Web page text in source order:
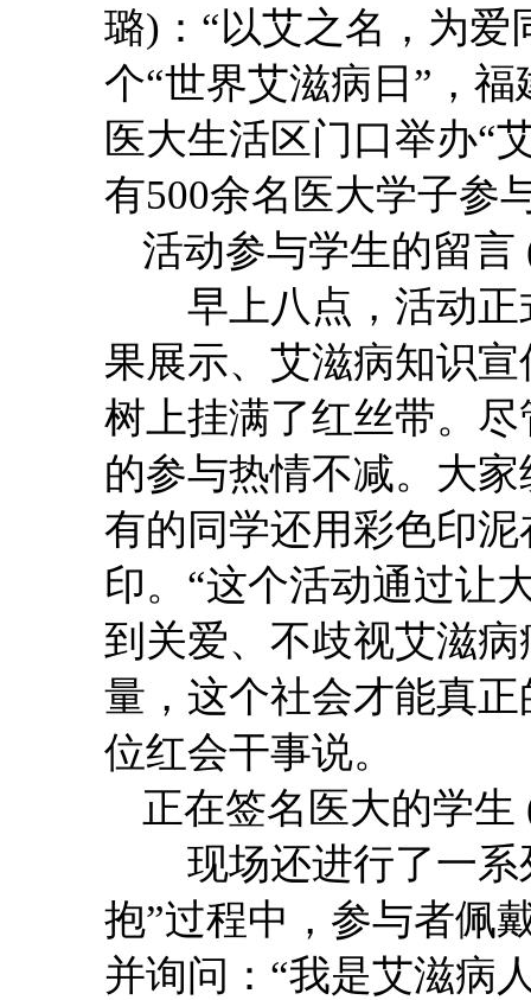
璐)：“以艾之名，为爱
个“世界艾滋病日”，
医大生活区门口举办“
有500余名医大学子参
活动参与学生的留
早上八点，活动正
果展示、艾滋病知识
树上挂满了红丝带。
的参与热情不减。大
有的同学还用彩色印
印。“这个活动通过让
到关爱、不歧视艾滋
量，这个社会才能真
位红会干事说。
正在签名医大的学
现场还进行了一系
抱”过程中，参与者佩
并询问：“我是艾滋病